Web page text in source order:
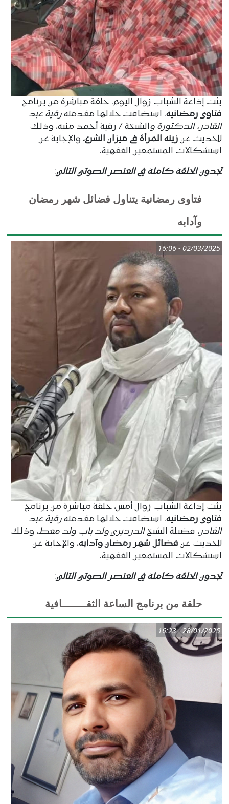
بثت إذاعة الشباب زوال اليوم، حلقة مباشرة من برنامج
فتاوى رمضانية، استضافت خلالها مقدمته رقية عبد
القادر، الدكتورة والشيخة / رقية أحمد منيه، وذلك
للحديث عن زينة المرأة فى ميزان الشرع، والإجابة عن
استشكالات المستمعين الفقهية.
تجدون الحلقة كاملة في العنصر الصوتي التالي:
فتاوى رمضانية يتناول فضائل شهر رمضان
وآدابه
02/03/2025 - 16:06
بثت إذاعة الشباب زوال أمس، حلقة مباشرة من برنامج
فتاوى رمضانية، استضافت خلالها مقدمته رقية عبد
القادر ، فضيلة الشيخالدرديري ولد باب ولد معط، وذلك
للحديث عن فضائل شهر رمضان وآدابه، والإجابة عن
استشكالات المستمعين الفقهية.
تجدون الحلقة كاملة في العنصر الصوتي التالي:
حلقة من برنامج الساعة الثقــــــــافية
28/01/2025 - 16:23